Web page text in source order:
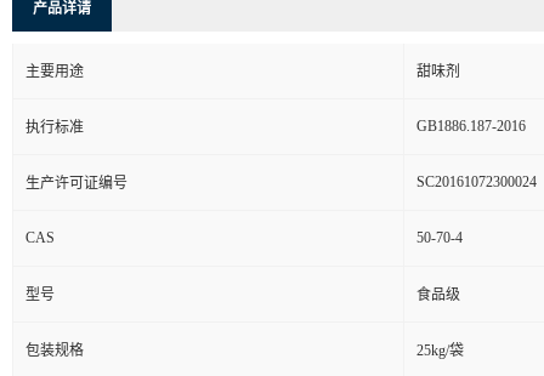
产品详请
主要用途 甜味剂
执行标准 GB1886.187-2016
生产许可证编号 SC20161072300024
CAS 50-70-4
型号 食品级
包装规格 25kg/袋